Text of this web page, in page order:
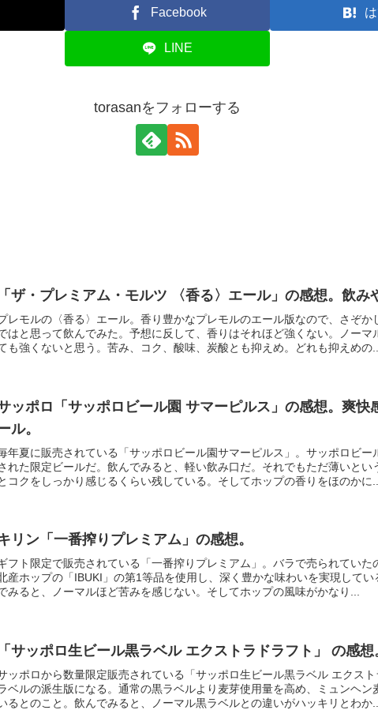
Facebook
LINE
torasanをフォローする
「ザ・プレミアム・モルツ 〈香る〉エール」の感想。飲み
レモルの〈香る〉エール。香り豊かなプレモルのエール版なので、さぞか
はと思って飲んでみた。予想に反して、香りはそれほど強くない。ノーマ
も強くないと思う。苦み、コク、酸味、炭酸とも抑えめ。どれも抑えめの
ッポロ「サッポロビール園 サマーピルス」の感想。爽快
ル。
年夏に販売されている「サッポロビール園サマーピルス」。サッポロビー
れた限定ビールだ。飲んでみると、軽い飲み口だ。それでもただ薄いとい
コクをしっかり感じるくらい残している。そしてホップの香りをほのかに...
リン「一番搾りプレミアム」の感想。
フト限定で販売されている「一番搾りプレミアム」。バラで売られていた
産ホップの「IBUKI」の第1等品を使用し、深く豊かな味わいを実現してい
みると、ノーマルほど苦みを感じない。そしてホップの風味がかなり...
「サッポロ生ビール黒ラベル エクストラドラフト」 の感想
ッポロから数量限定販売されている「サッポロ生ビール黒ラベル エクス
ベルの派生版になる。通常の黒ラベルより麦芽使用量を高め、ミュンヘン
るとのこと。飲んでみると、ノーマル黒ラベルとの違いがハッキリとわか...